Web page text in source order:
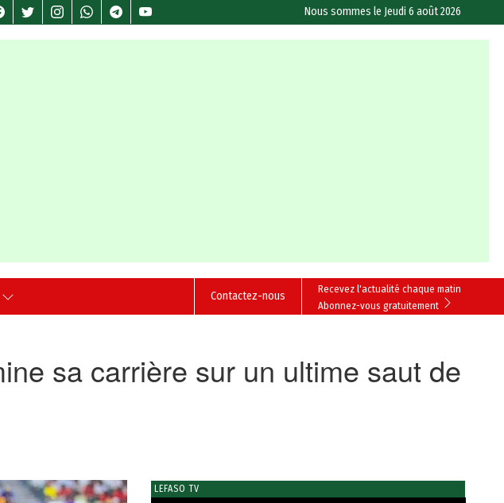
Nous sommes le Jeudi 6 août 2026
Recevez l'actualité chaque matin
Abonnez-vous gratuitement
Contactez-nous
sa carrière sur un ultime saut de
LEFASO TV